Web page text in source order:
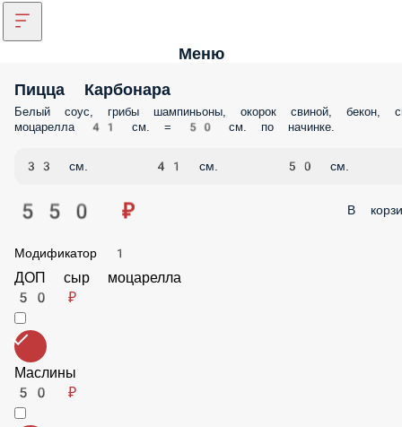
Меню
Пицца Карбонара
Белый соус, грибы шампиньоны, окорок свиной,
сыр моцарелла 41 см. = 50 см. по начинке.
33 см. 41 см. 50 см.
550 ₽ В
Модификатор 1
ДОП сыр моцарелла
50 ₽
Маслины